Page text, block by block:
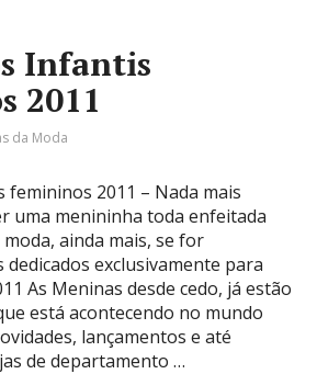
Infantis
2011
da Moda
femininos 2011 – Nada mais
uma menininha toda enfeitada
ainda mais, se for
exclusivamente para
As Meninas desde cedo, já estão
está acontecendo no mundo
lançamentos e até
de departamento …